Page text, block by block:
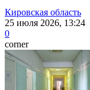
Кировская область
25 июля 2026, 13:24
0
corner